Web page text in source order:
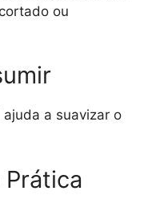
ou
a suavizar o